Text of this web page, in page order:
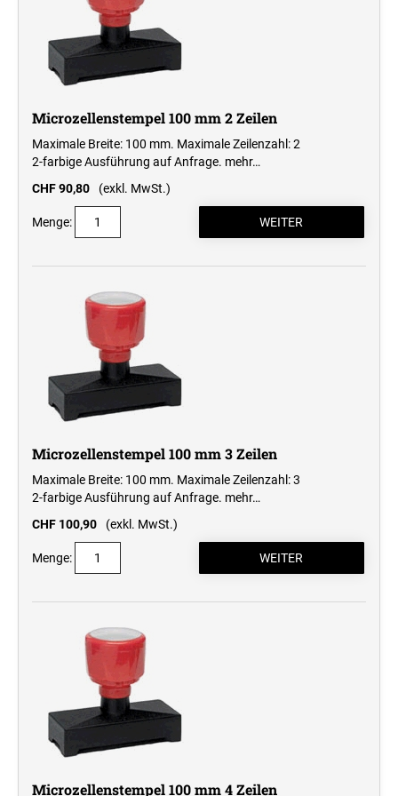
Professional Line
STEMPELKISSEN
ERSATZKISSEN REINER
Microzellenstempel 100 mm 2 Zeilen
Maximale Breite: 100 mm. Maximale Zeilenzahl: 2
2-farbige Ausführung auf Anfrage. mehr…
CHF 90,80
(exkl. MwSt.)
Menge:
Microzellenstempel 100 mm 3 Zeilen
Maximale Breite: 100 mm. Maximale Zeilenzahl: 3
2-farbige Ausführung auf Anfrage. mehr…
CHF 100,90
(exkl. MwSt.)
Menge:
Microzellenstempel 100 mm 4 Zeilen